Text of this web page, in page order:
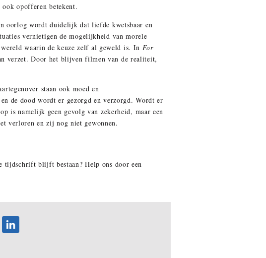
opofferen betekent.
oorlog wordt duidelijk dat liefde kwetsbaar en
vernietigen de mogelijkheid van morele
waarin de keuze zelf al geweld is. In For
verzet. Door het blijven filmen van de realiteit,
staan ook moed en
de dood wordt er gezorgd en verzorgd. Wordt er
is namelijk geen gevolg van zekerheid, maar een
verloren en zij nog niet gewonnen.
blijft bestaan? Help ons door een